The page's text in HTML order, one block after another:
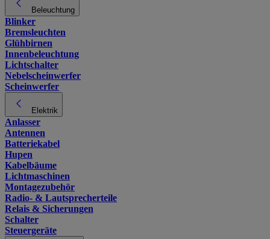
Beleuchtung
Blinker
Bremsleuchten
Glühbirnen
Innenbeleuchtung
Lichtschalter
Nebelscheinwerfer
Scheinwerfer
Elektrik
Anlasser
Antennen
Batteriekabel
Hupen
Kabelbäume
Lichtmaschinen
Montagezubehör
Radio- & Lautsprecherteile
Relais & Sicherungen
Schalter
Steuergeräte